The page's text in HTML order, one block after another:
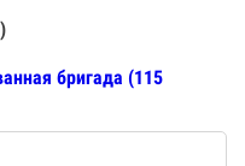
бригада (115